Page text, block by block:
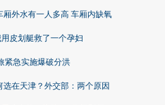
外水有一人多高 车厢内缺氧
皮划艇救了一个孕妇
紧急实施爆破分洪
在天津？外交部：两个原因